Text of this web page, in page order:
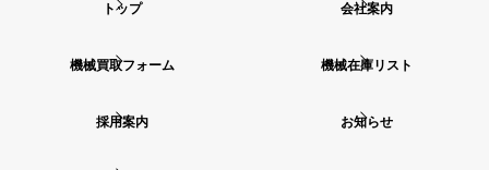
トップ 会社案内
機械買取フォーム 機械在庫リスト
採用案内 お知らせ